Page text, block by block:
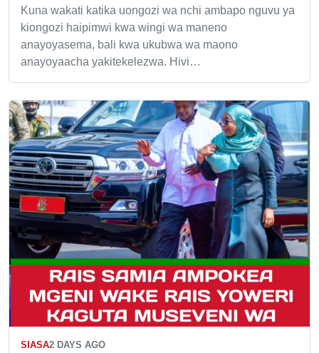
Kuna wakati katika uongozi wa nchi ambapo nguvu ya
kiongozi haipimwi kwa wingi wa maneno
anayoyasema, bali kwa ukubwa wa maono
anayoyaacha yakitekelezwa. Hivi…
SIASA2 DAYS AGO